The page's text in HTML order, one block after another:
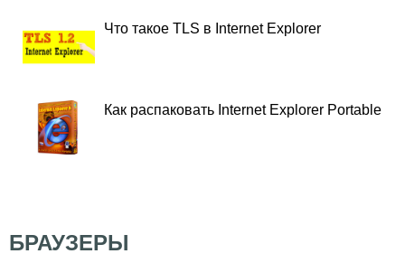
Что такое TLS в Internet Explorer
Как распаковать Internet Explorer Portable
БРАУЗЕРЫ